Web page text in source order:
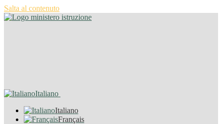
Salta al contenuto
Italiano
Italiano
Français